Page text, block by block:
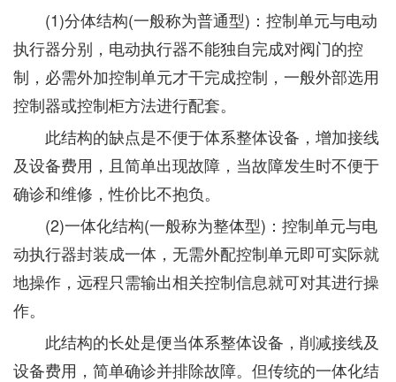
(1)分体结构(一般称为普通型)：控制单元与电动
执行器分别，电动执行器不能独自完成对阀门的控
制，必需外加控制单元才干完成控制，一般外部选用
控制器或控制柜方法进行配套。
此结构的缺点是不便于体系整体设备，增加接线
及设备费用，且简单出现故障，当故障发生时不便于
确诊和维修，性价比不抱负。
(2)一体化结构(一般称为整体型)：控制单元与电
动执行器封装成一体，无需外配控制单元即可实际就
地操作，远程只需输出相关控制信息就可对其进行操
作。
此结构的长处是便当体系整体设备，削减接线及
设备费用，简单确诊并排除故障。但传统的一体化结